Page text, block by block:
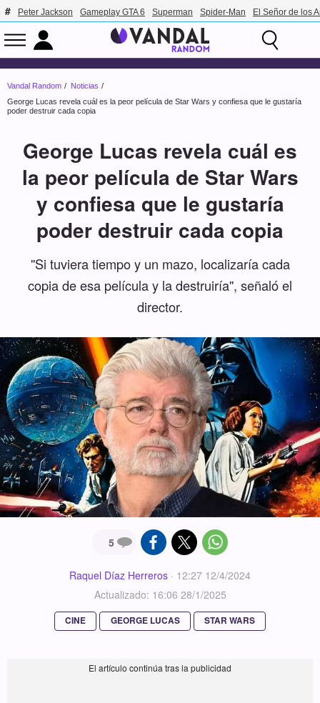
Peter Jackson Gameplay GTA 6 Superman Spider-Man El Señor de los
Vandal Random
Noticias
George Lucas revela cuál es la peor película de Star Wars y confiesa que le gustaría
poder destruir cada copia
George Lucas revela cuál es
la peor película de Star Wars
y confiesa que le gustaría
poder destruir cada copia
''Si tuviera tiempo y un mazo, localizaría cada
copia de esa película y la destruiría'', señaló el
director.
5
Raquel Díaz Herreros · 12:27 12/4/2024
Actualizado: 16:06 28/1/2025
CINE GEORGE LUCAS STAR WARS